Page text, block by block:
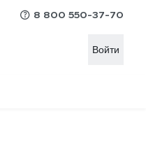
8 800 550-37-70
Войти